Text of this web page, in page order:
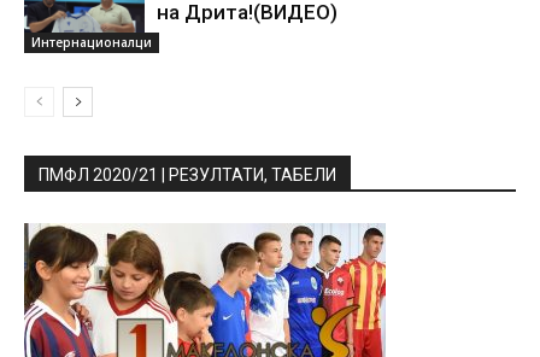
Интернационалци
на Дрита!(ВИДЕО)
ПМФЛ 2020/21 | РЕЗУЛТАТИ, ТАБЕЛИ